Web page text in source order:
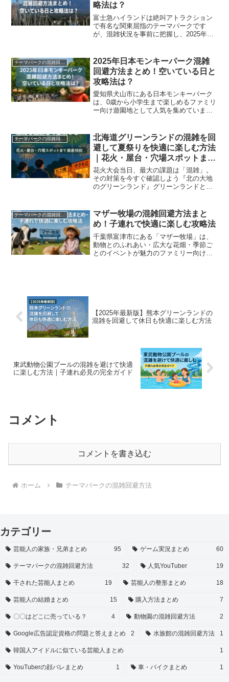
略法は？
富士急ハイランドは絶叫アトラクション
で有名な関東屈指のテーマパークです
が、混雑状況を事前に把握し、2025年の
の記事では富士急ハイランドの混雑回避
法から駐車場攻略、アト...
2025年日本モンキーパーク混雑
回避方法まとめ！空いている日と
攻略法は？
愛知県犬山市にある日本モンキーパーク
は、0歳から小学生まで楽しめるファミリ
ー向け遊園地として人気を集めていま
を通じて楽しめますが、混雑回避のコツ
を知らないと待ち時間...
テーマパークの混雑回避方法
北海道グリーンランドの混雑を回
避して夏祭りを快適に楽しむ方法
｜花火・屋台・穴場スポットまで
徹底解説
花火大会当日、最大の課題は「混雑」。
その対策を今すぐ確認しよう『北の大地
のグリーンランド』グリーンランドと聞
北海道グリーンランドにインパしまし
た〜！#北海道グリーンラン...
テーマパークの混雑回避方法
マザー牧場の混雑回避方法まと
め！子連れで快適に楽しむ攻略法
千葉県富津市にある「マザー牧場」は、
動物とのふれあい・広大な花畑・季節ご
とのイベントが魅力のファミリー向けレ
【2025年最新版】熊本グリーンランドの
混雑を回避して休日も快適に楽しむ方法
東武動物公園プールの混雑を避けて快適
に楽しむ方法｜子連れ必見の完全ガイド
コメント
コメントを書き込む
ホーム テーマパークの混雑回避方法
カテゴリー
芸能人の家族・兄弟まとめ 95 ゲーム実況まとめ 60
テーマパークの混雑回避方法 32 人気YouTuber 19
干された芸能人まとめ 19 芸能人の整形まとめ 18
芸能人の結婚まとめ 15 購入方法まとめ 7
〇〇はどこに売っている？ 4 動物園の混雑回避方法 2
Google広告認定資格の問題と答えまとめ 2 水族館の混雑回避方法 1
韓国人アイドルに似ている芸能人まとめ 1
YouTuberの顔バレまとめ 1 車・バイクまとめ 1